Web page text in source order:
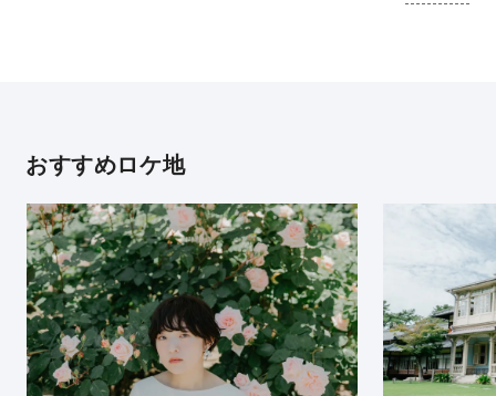
おすすめロケ地